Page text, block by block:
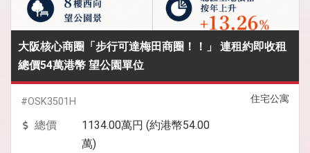
大阪核心商圈「步行可達梅田商圈！！」 連租約即收租
總價54萬港幣 望公園單位
住宅公寓
#OSK3501H
總價
1134.00萬円 (約港幣54.00
萬)